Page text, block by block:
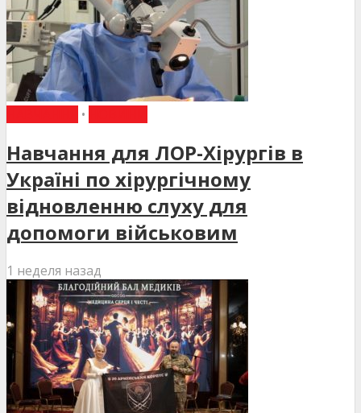
•
Навчання для ЛОР-Хірургів в
Україні по хірургічному
відновленню слуху для
допомоги військовим
1 неделя назад